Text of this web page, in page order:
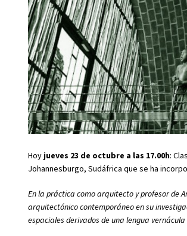
Hoy jueves 23 de octubre a las 17.00h:
Johannesburgo, Sudáfrica que se ha
En la práctica como arquitecto y profesor de
arquitectónico contemporáneo en su
espaciales derivados de una lengua